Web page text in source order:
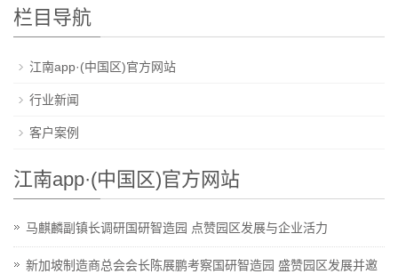
栏目导航
江南app·(中国区)官方网站
行业新闻
客户案例
江南app·(中国区)官方网站
马麒麟副镇长调研国研智造园 点赞园区发展与企业活力
新加坡制造商总会会长陈展鹏考察国研智造园 盛赞园区发展并邀